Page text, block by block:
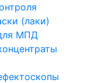
(лаки)
МПД